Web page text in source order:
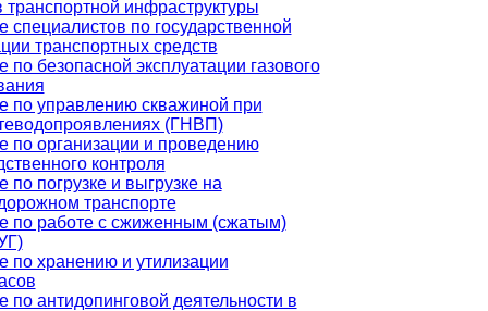
транспортной инфраструктуры
специалистов по государственной
транспортных средств
по безопасной эксплуатации газового
по управлению скважиной при
(ГНВП)
по организации и проведению
контроля
по погрузке и выгрузке на
транспорте
по работе с сжиженным (сжатым)
по хранению и утилизации
по антидопинговой деятельности в